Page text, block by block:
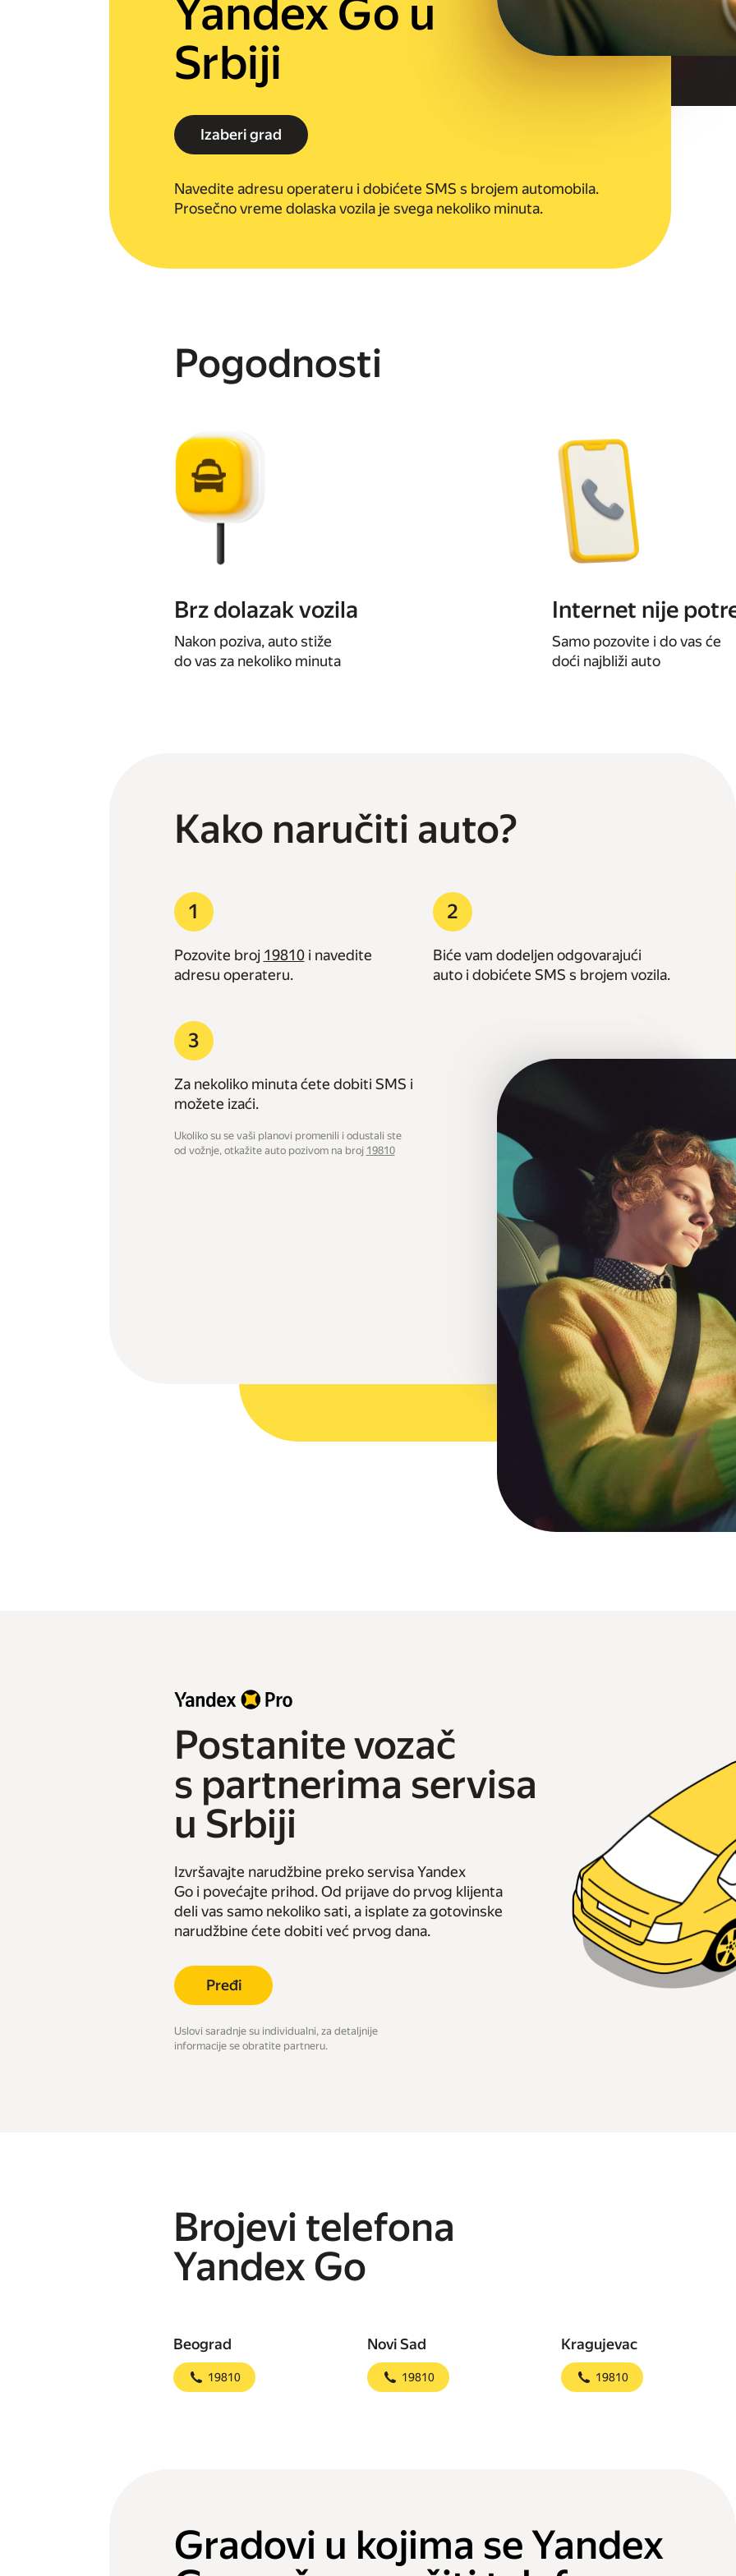
Yandex Go u
Srbiji
Izaberi grad
Navedite adresu operateru i dobićete SMS s brojem automobila.
Prosečno vreme dolaska vozila je svega nekoliko minuta.
Pogodnosti
Brz dolazak vozila
Nakon poziva, auto stiže
do vas za nekoliko minuta
Internet nije
Samo pozovite i do vas će
doći najbliži auto
Kako naručiti auto?
Pozovite broj 19810i navedite
adresu operateru.
Biće vam dodeljen odgovarajući
auto i dobićete SMS s brojem vozila.
Za nekoliko minuta ćete dobiti SMS i
možete izaći.
Ukoliko su se vaši planovi promenili i odustali ste
od vožnje, otkažite auto pozivom na broj 19810
Postanite vozač
s partnerima servisa
u Srbiji
Izvršavajte narudžbine preko servisa Yandex
Go i povećajte prihod. Od prijave do prvog klijenta
deli vas samo nekoliko sati, a isplate za gotovinske
narudžbine ćete dobiti već prvog dana.
Pređi
Uslovi saradnje su individualni, za detaljnije
informacije se obratite partneru.
Brojevi telefona
Yandex Go
Beograd
19810
Novi Sad
19810
Kragujevac
19810
Gradovi u kojima se Yandex